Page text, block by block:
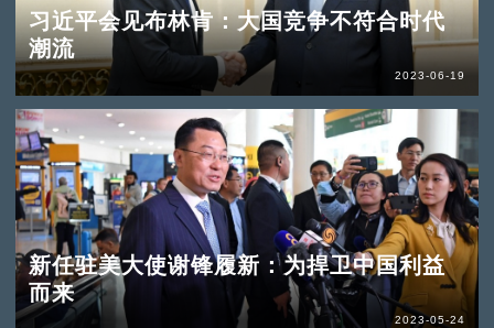
习近平会见布林肯：大国竞争不符合时代
潮流
2023-06-19
新任驻美大使谢锋履新：为捍卫中国利益
而来
2023-05-24